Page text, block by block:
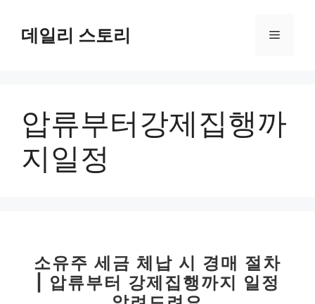
데일리 스토리 메
압류부터강제집행까
지일정
소유주 세금 체납 시 경매 절차
| 압류부터 강제집행까지 일정